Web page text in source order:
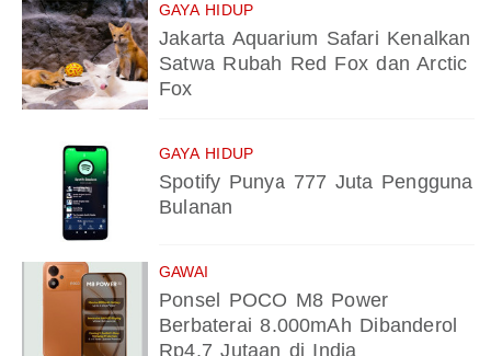
GAYA HIDUP
Jakarta Aquarium Safari Kenalkan
Satwa Rubah Red Fox dan Arctic
Fox
GAYA HIDUP
Spotify Punya 777 Juta Pengguna
Bulanan
GAWAI
Ponsel POCO M8 Power
Berbaterai 8.000mAh Dibanderol
Rp4,7 Jutaan di India